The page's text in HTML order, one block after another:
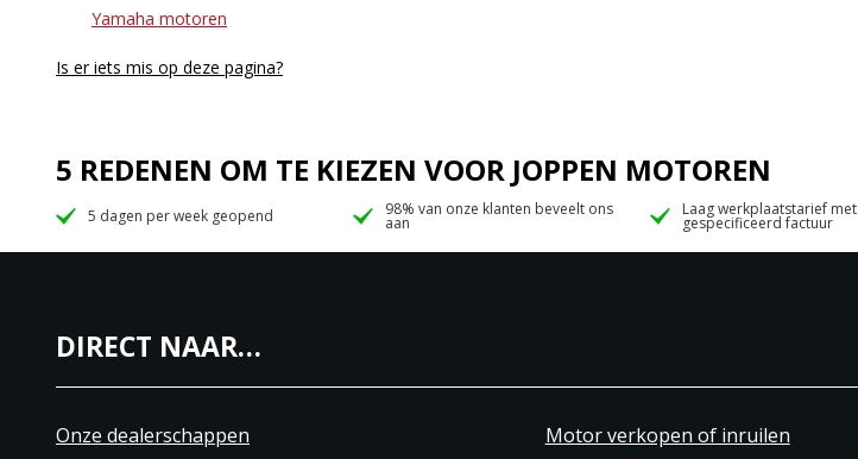
Yamaha motoren
Is er iets mis op deze pagina?
5 REDENEN OM TE KIEZEN VOOR JOPPEN MOTOREN
5 dagen per week geopend 98% van onze klanten beveelt ons
aan
Laag werkplaatstarief met
gespecificeerd factuur
DIRECT NAAR…
Onze dealerschappen Motor verkopen of inruilen